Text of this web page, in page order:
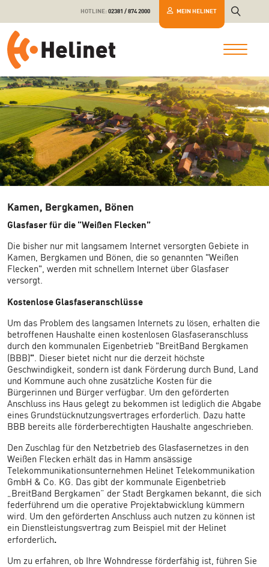
HOTLINE:02381 / 874 2000 MEIN HELINET
Kamen, Bergkamen, Bönen
Glasfaser für die "Weißen Flecken”
Die bisher nur mit langsamem Internet versorgten Gebiete in
Kamen, Bergkamen und Bönen, die so genannten "Weißen
Flecken", werden mit schnellem Internet über Glasfaser
versorgt.
Kostenlose Glasfaseranschlüsse
Um das Problem des langsamen Internets zu lösen, erhalten die
betroffenen Haushalte einen kostenlosen Glasfaseranschluss
durch den kommunalen Eigenbetrieb "BreitBand Bergkamen
(BBB)". Dieser bietet nicht nur die derzeit höchste
Geschwindigkeit, sondern ist dank Förderung durch Bund, Land
und Kommune auch ohne zusätzliche Kosten für die
Bürgerinnen und Bürger verfügbar. Um den geförderten
Anschluss ins Haus gelegt zu bekommen ist lediglich die Abgabe
eines Grundstücknutzungsvertrages erforderlich. Dazu hatte
BBB bereits alle förderberechtigten Haushalte angeschrieben.
Den Zuschlag für den Netzbetrieb des Glasfasernetzes in den
Weißen Flecken erhält das in Hamm ansässige
Telekommunikationsunternehmen Helinet Telekommunikation
GmbH & Co. KG. Das gibt der kommunale Eigenbetrieb
„BreitBand Bergkamen“ der Stadt Bergkamen bekannt, die sich
federführend um die operative Projektabwicklung kümmern
wird. Um den geförderten Anschluss auch nutzen zu können ist
ein Dienstleistungsvertrag zum Beispiel mit der Helinet
erforderlich.
Um zu erfahren, ob Ihre Wohndresse förderfähig ist, führen Sie